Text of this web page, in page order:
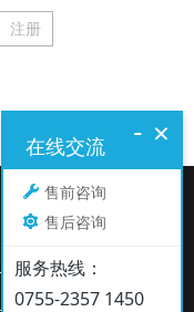
注册
9177
×
-
在线交流
售前咨询
售后咨询
服务热线：
0755-2357 1450